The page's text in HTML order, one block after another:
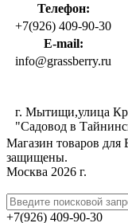
Телефон:
+7(926) 409-90-30
E-mail:
info@grassberry.ru
г. Мытищи,улица
"Садовод в
Магазин товаров для
защищены.
Москва 2026 г.
+7(926) 409-90-30